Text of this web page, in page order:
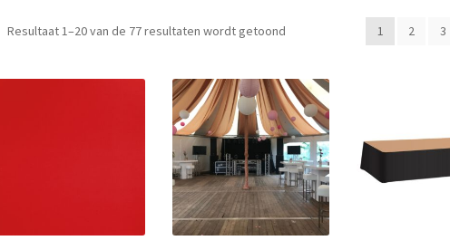
Resultaat 1–20 van de 77 resultaten wordt getoond 1 2 3